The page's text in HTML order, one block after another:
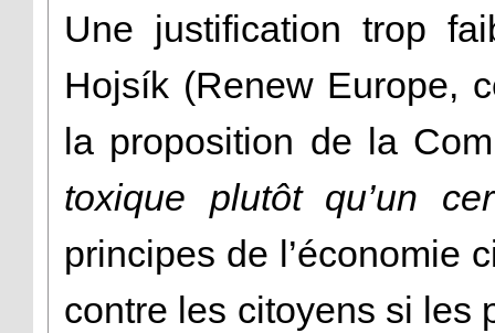
Une justification trop
Hojsík (Renew Europe,
la proposition de la
toxique plutôt qu’un
principes de l’économie
contre les citoyens si les